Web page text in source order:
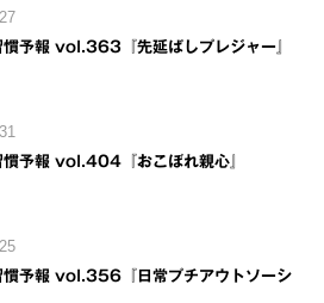
慣予報 vol.363『先延ばしプレジャー』
慣予報 vol.404『おこぼれ親心』
慣予報 vol.356『日常プチアウトソーシ